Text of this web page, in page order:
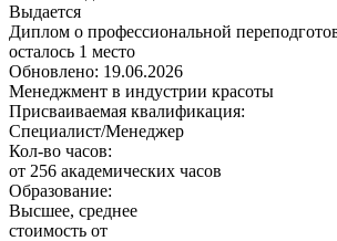
Выдается
Диплом о профессиональной
осталось 1 место
Обновлено: 19.06.2026
Менеджмент в индустрии красоты
Присваиваемая квалификация:
Специалист/Менеджер
Кол-во часов:
от 256 академических часов
Образование:
Высшее, среднее
стоимость от